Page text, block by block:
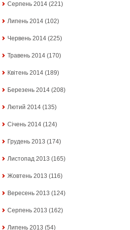
Серпень 2014 (221)
Липень 2014 (102)
Червень 2014 (225)
Травень 2014 (170)
Квітень 2014 (189)
Березень 2014 (208)
Лютий 2014 (135)
Січень 2014 (124)
Грудень 2013 (174)
Листопад 2013 (165)
Жовтень 2013 (116)
Вересень 2013 (124)
Серпень 2013 (162)
Липень 2013 (54)